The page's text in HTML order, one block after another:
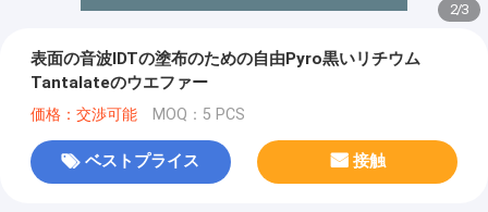
2/3
表面の音波IDTの塗布のための自由Pyro黒いリチウム
Tantalateのウエファー
価格：交渉可能 MOQ：5 PCS
ベストプライス 接触